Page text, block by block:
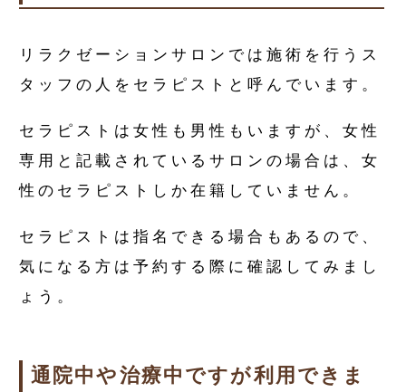
リラクゼーションサロンでは施術を行うス
タッフの人をセラピストと呼んでいます。
セラピストは女性も男性もいますが、女性
専用と記載されているサロンの場合は、女
性のセラピストしか在籍していません。
セラピストは指名できる場合もあるので、
気になる方は予約する際に確認してみまし
ょう。
通院中や治療中ですが利用できま